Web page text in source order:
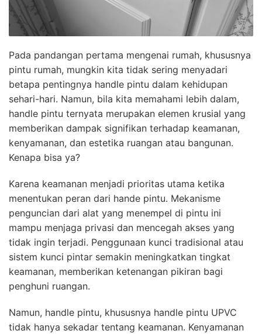
Pada pandangan pertama mengenai rumah, khususnya
pintu rumah, mungkin kita tidak sering menyadari
betapa pentingnya handle pintu dalam kehidupan
sehari-hari. Namun, bila kita memahami lebih dalam,
handle pintu ternyata merupakan elemen krusial yang
memberikan dampak signifikan terhadap keamanan,
kenyamanan, dan estetika ruangan atau bangunan.
Kenapa bisa ya?
Karena keamanan menjadi prioritas utama ketika
menentukan peran dari hande pintu. Mekanisme
penguncian dari alat yang menempel di pintu ini
mampu menjaga privasi dan mencegah akses yang
tidak ingin terjadi. Penggunaan kunci tradisional atau
sistem kunci pintar semakin meningkatkan tingkat
keamanan, memberikan ketenangan pikiran bagi
penghuni ruangan.
Namun, handle pintu, khususnya handle pintu UPVC
tidak hanya sekadar tentang keamanan. Kenyamanan